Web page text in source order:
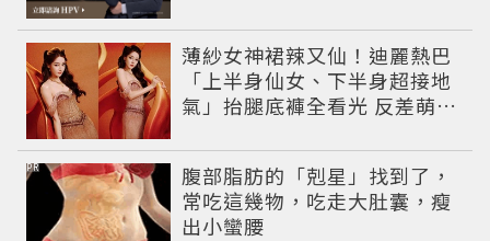
薄紗女神裙辣又仙！迪麗熱巴
「上半身仙女、下半身超接地
氣」抬腿底褲全看光 反差萌穿
腹部脂肪的「剋星」找到了，
常吃這幾物，吃走大肚囊，瘦
出小蠻腰
PR